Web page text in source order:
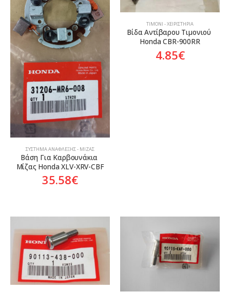
ΣΎΣΤΗΜΑ ΑΝΆΦΛΕΞΗΣ - ΜΊΖΑΣ
Βάση Για Καρβουνάκια
Μίζας Honda XLV-XRV-CBF
35.58€
ΤΙΜΌΝΙ - ΧΕΙΡΙΣΤΉΡΙΑ
Βίδα Αντίβαρου Τιμονιού
Honda CBR-900RR
4.85€